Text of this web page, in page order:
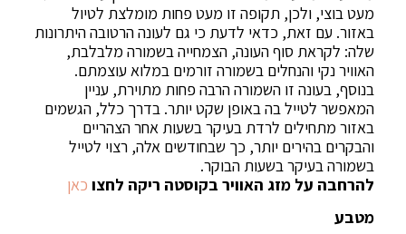
מעט בוצי, ולכן, תקופה זו מעט פחות מומלצת לטיול
באזור. עם זאת, כדאי לדעת כי גם לעונה הרטובה היתרונות
שלה: לקראת סוף העונה, הצמחייה בשמורה מלבלבת,
האוויר נקי והנחלים בשמורה זורמים במלוא עוצמתם.
בנוסף, בעונה זו השמורה הרבה פחות מתוירת, עניין
המאפשר לטייל בה באופן שקט יותר. בדרך כלל, הגשמים
באזור מתחילים לרדת בעיקר בשעות אחר הצהריים
והבקרים בהירים יותר, כך שבחודשים אלה, רצוי לטייל
בשמורה בעיקר בשעות הבוקר.
להרחבה על מזג האוויר בקוסטה ריקה לחצו כאן
מטבע